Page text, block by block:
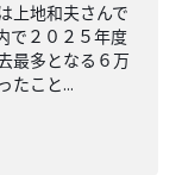
上地和夫さんで
で２０２５年度
最多となる６万
たこと...